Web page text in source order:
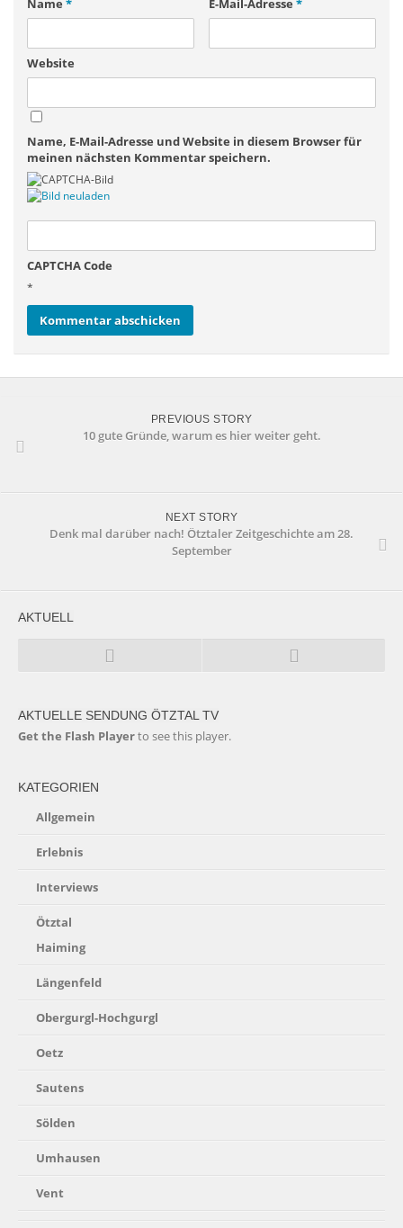
Name * E-Mail-Adresse *
Website
Name, E-Mail-Adresse und Website in diesem Browser für
meinen nächsten Kommentar speichern.
CAPTCHA Code
*
PREVIOUS STORY
10 gute Gründe, warum es hier weiter geht.
NEXT STORY
Denk mal darüber nach! Ötztaler Zeitgeschichte am 28.
September
AKTUELL
AKTUELLE SENDUNG ÖTZTAL TV
Get the Flash Playerto see this player.
KATEGORIEN
Allgemein
Erlebnis
Interviews
Ötztal
Haiming
Längenfeld
Obergurgl-Hochgurgl
Oetz
Sautens
Sölden
Umhausen
Vent